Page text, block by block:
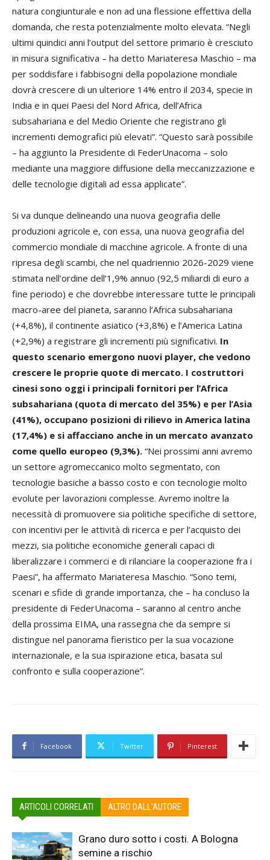
natura congiunturale e non ad una flessione effettiva della
domanda, che resta potenzialmente molto elevata. “Negli
ultimi quindici anni l’output del settore primario è cresciuto
in misura significativa – ha detto Mariateresa Maschio – ma
per soddisfare i fabbisogni della popolazione mondiale
dovrà crescere di un ulteriore 14% entro il 2034, specie in
India e in quei Paesi del Nord Africa, dell’Africa
subsahariana e del Medio Oriente che registrano gli
incrementi demografici più elevati”. “Questo sarà possibile
– ha aggiunto la Presidente di FederUnacoma – solo
mediante una maggiore diffusione della meccanizzazione e
delle tecnologie digitali ad essa applicate”.
Si va dunque delineando una nuova geografia delle
produzioni agricole e, con essa, una nuova geografia del
commercio mondiale di macchine agricole. A fronte di una
ripresa degli scambi, che nel quadriennio 2026-2029 viene
stimata nell’ordine dell’1,9% annuo (92,5 miliardi di euro a
fine periodo) e che dovrebbe interessare tutte le principali
macro-aree del pianeta, saranno l’Africa subsahariana
(+4,8%), il continente asiatico (+3,8%) e l’America Latina
(+2,9%) a registrare gli incrementi più significativi. In
questo scenario emergono nuovi player, che vedono
crescere le proprie quote di mercato. I costruttori
cinesi sono oggi i principali fornitori per l’Africa
subsahariana (quota di mercato del 35%) e per l’Asia
(41%), occupano posizioni di rilievo in America latina
(17,4%) e si affacciano anche in un mercato avanzato
come quello europeo (9,3%). “Nei prossimi anni avremo
un settore agromeccanico molto segmentato, con
tecnologie basiche a basso costo e con tecnologie molto
evolute per lavorazioni complesse. Avremo inoltre la
necessità di promuovere sia politiche specifiche di settore,
con incentivi per le attività di ricerca e per l’acquisto dei
mezzi, sia politiche economiche generali capaci di
liberalizzare i commerci e di rilanciare la cooperazione fra i
Paesi”, ha affermato Mariateresa Maschio. “Sono temi,
scenari e sfide di grande importanza, che – ha concluso la
presidente di FederUnacoma – saranno al centro anche
della prossima EIMA, una rassegna che da sempre si
distingue nel panorama fieristico per la sua vocazione
internazionale, e la sua ispirazione etica, basata sul
confronto e sulla cooperazione”.
Facebook Twitter Pinterest
ARTICOLI CORRELATI ALTRO DALL'AUTORE
Grano duro sotto i costi. A Bologna
semine a rischio